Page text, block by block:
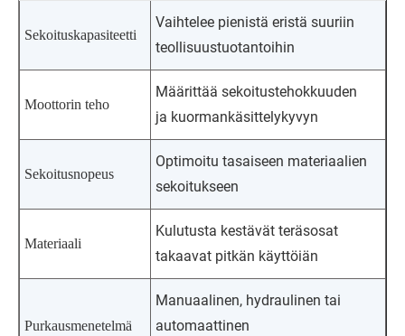
Sekoituskapasiteetti
Vaihtelee pienistä eristä suuriin
teollisuustuotantoihin
Moottorin teho
Määrittää sekoitustehokkuuden
ja kuormankäsittelykyvyn
Sekoitusnopeus
Optimoitu tasaiseen materiaalien
sekoitukseen
Materiaali
Kulutusta kestävät teräsosat
takaavat pitkän käyttöiän
Purkausmenetelmä
Manuaalinen, hydraulinen tai
automaattinen